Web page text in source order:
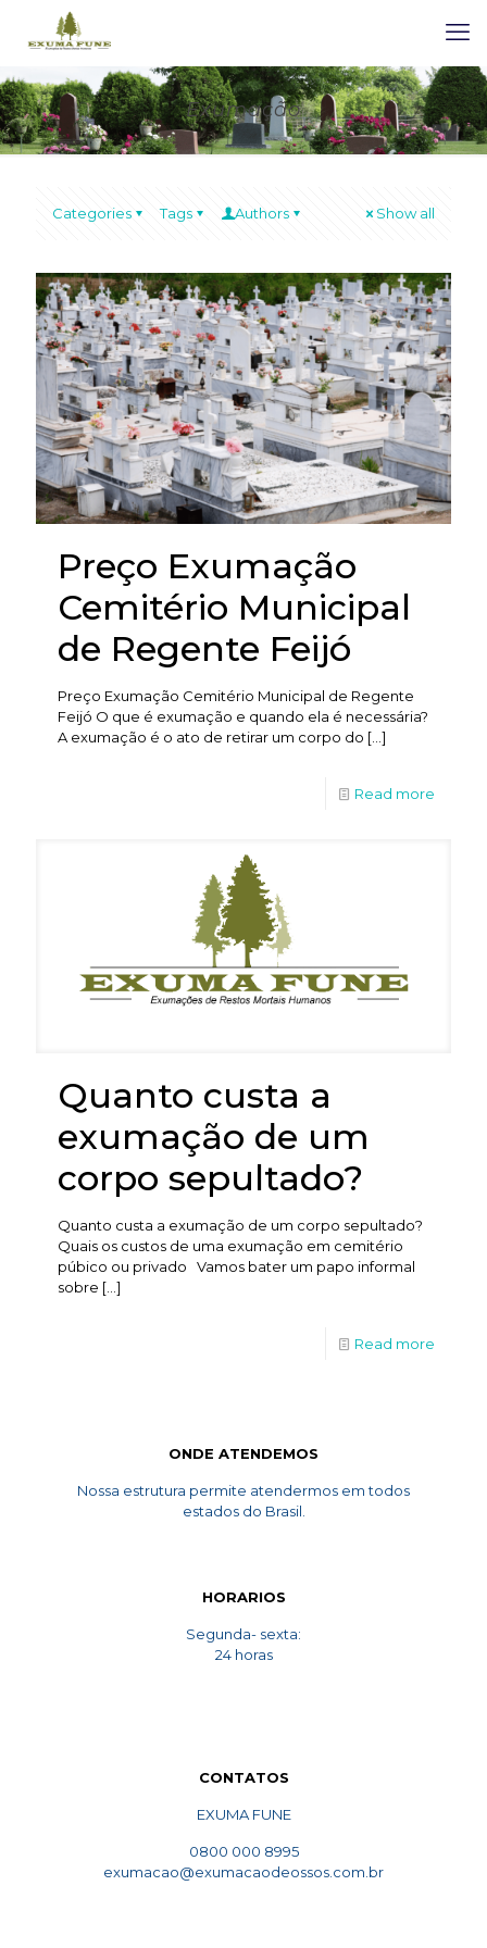
Exumação
Categories Tags Authors Show all
Preço Exumação
Cemitério Municipal
de Regente Feijó
Preço Exumação Cemitério Municipal de Regente
Feijó O que é exumação e quando ela é necessária?
A exumação é o ato de retirar um corpo do […]
Read more
Quanto custa a
exumação de um
corpo sepultado?
Quanto custa a exumação de um corpo sepultado?
Quais os custos de uma exumação em cemitério
púbico ou privado Vamos bater um papo informal
sobre […]
Read more
ONDE ATENDEMOS
Nossa estrutura permite atendermos em todos
estados do Brasil.
HORARIOS
Segunda- sexta:
24 horas
CONTATOS
EXUMA FUNE
0800 000 8995
exumacao@exumacaodeossos.com.br